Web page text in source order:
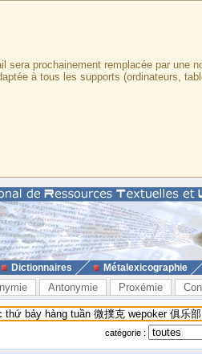
prochainement remplacée par une
à tous les supports (ordinateurs,
Dictionnaires Métalexicographie
Antonymie Proxémie
catégorie :